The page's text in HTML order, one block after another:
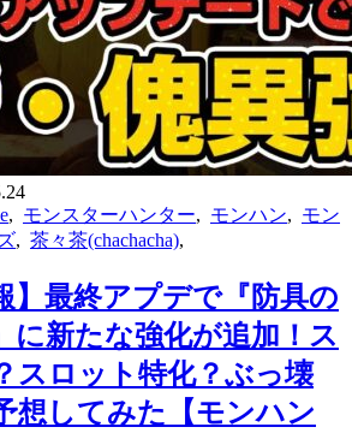
モンスターハンター モンハン
モン
茶々茶(chachacha)
】最終アプデで『防具の
に新たな強化が追加！ス
スロット特化？ぶっ壊
想してみた【モンハン